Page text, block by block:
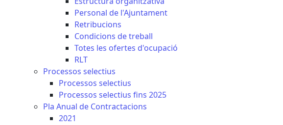
Personal de l'Ajuntament
Retribucions
Condicions de treball
Totes les ofertes d'ocupació
RLT
Processos selectius
Processos selectius
Processos selectius fins 2025
Pla Anual de Contractacions
2021